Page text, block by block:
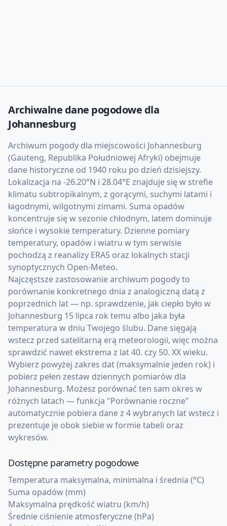
Archiwalne dane pogodowe dla
Johannesburg
Archiwum pogody dla miejscowości Johannesburg
(Gauteng, Republika Południowej Afryki) obejmuje
dane historyczne od 1940 roku po dzień dzisiejszy.
Lokalizacja na -26.20°N i 28.04°E znajduje się w strefie
klimatu subtropikalnym, z gorącymi, suchymi latami i
łagodnymi, wilgotnymi zimami. Suma opadów
koncentruje się w sezonie chłodnym, latem dominuje
słońce i wysokie temperatury. Dzienne pomiary
temperatury, opadów i wiatru w tym serwisie
pochodzą z reanalizy ERA5 oraz lokalnych stacji
synoptycznych Open-Meteo.
Najczęstsze zastosowanie archiwum pogody to
porównanie konkretnego dnia z analogiczną datą z
poprzednich lat — np. sprawdzenie, jak ciepło było w
Johannesburg 15 lipca rok temu albo jaka była
temperatura w dniu Twojego ślubu. Dane sięgają
wstecz przed satelitarną erą meteorologii, więc można
sprawdzić nawet ekstrema z lat 40. czy 50. XX wieku.
Wybierz powyżej zakres dat (maksymalnie jeden rok) i
pobierz pełen zestaw dziennych pomiarów dla
Johannesburg. Możesz porównać ten sam okres w
różnych latach — funkcja "Porównanie roczne"
automatycznie pobiera dane z 4 wybranych lat wstecz i
prezentuje je obok siebie w formie tabeli oraz
wykresów.
Dostępne parametry pogodowe
Temperatura maksymalna, minimalna i średnia (°C)
Suma opadów (mm)
Maksymalna prędkość wiatru (km/h)
Średnie ciśnienie atmosferyczne (hPa)